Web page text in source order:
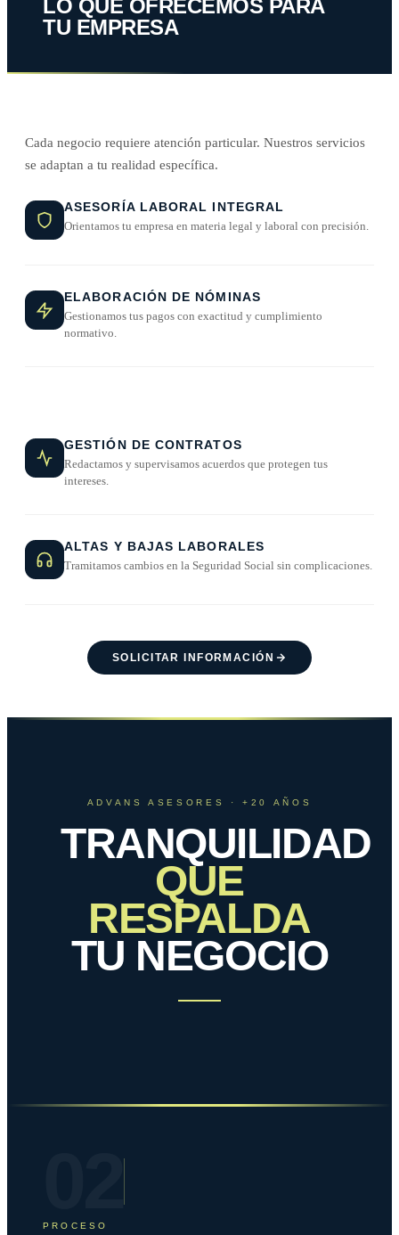
LO QUE OFRECEMOS PARA
TU EMPRESA
Cada negocio requiere atención particular. Nuestros servicios
se adaptan a tu realidad específica.
ASESORÍA LABORAL INTEGRAL
Orientamos tu empresa en materia legal y laboral con precisión.
ELABORACIÓN DE NÓMINAS
Gestionamos tus pagos con exactitud y cumplimiento
normativo.
GESTIÓN DE CONTRATOS
Redactamos y supervisamos acuerdos que protegen tus
intereses.
ALTAS Y BAJAS LABORALES
Tramitamos cambios en la Seguridad Social sin complicaciones.
SOLICITAR INFORMACIÓN
ADVANS ASESORES · +20 AÑOS
TRANQUILIDAD
QUE
RESPALDA
TU NEGOCIO
PROCESO